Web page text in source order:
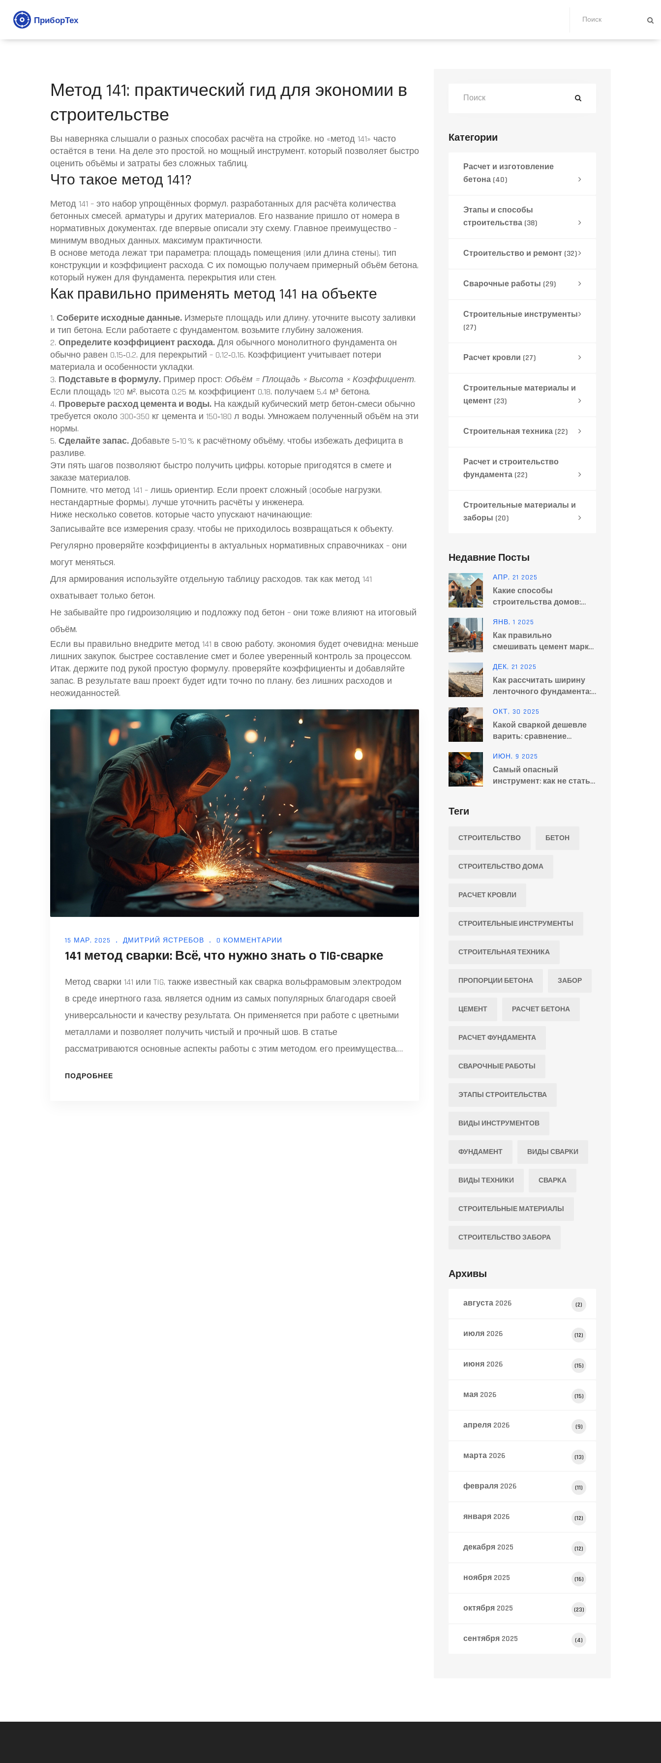
Метод 141: практический гид для экономии в
строительстве
Вы наверняка слышали о разных способах расчёта на стройке, но «метод 141» часто
остаётся в тени. На деле это простой, но мощный инструмент, который позволяет быстро
оценить объёмы и затраты без сложных таблиц.
Что такое метод 141?
Метод 141 – это набор упрощённых формул, разработанных для расчёта количества
бетонных смесей, арматуры и других материалов. Его название пришло от номера в
нормативных документах, где впервые описали эту схему. Главное преимущество –
минимум вводных данных, максимум практичности.
В основе метода лежат три параметра: площадь помещения (или длина стены), тип
конструкции и коэффициент расхода. С их помощью получаем примерный объём бетона,
который нужен для фундамента, перекрытия или стен.
Как правильно применять метод 141 на объекте
1. Соберите исходные данные. Измерьте площадь или длину, уточните высоту заливки
и тип бетона. Если работаете с фундаментом, возьмите глубину заложения.
2. Определите коэффициент расхода. Для обычного монолитного фундамента он
обычно равен 0,15‑0,2, для перекрытий – 0,12‑0,16. Коэффициент учитывает потери
материала и особенности укладки.
3. Подставьте в формулу. Пример прост: Объём = Площадь × Высота × Коэффициент.
Если площадь 120 м², высота 0,25 м, коэффициент 0,18, получаем 5,4 м³ бетона.
4. Проверьте расход цемента и воды. На каждый кубический метр бетон‑смеси обычно
требуется около 300‑350 кг цемента и 150‑180 л воды. Умножаем полученный объём на эти
нормы.
5. Сделайте запас. Добавьте 5‑10 % к расчётному объёму, чтобы избежать дефицита в
разливе.
Эти пять шагов позволяют быстро получить цифры, которые пригодятся в смете и
заказе материалов.
Помните, что метод 141 – лишь ориентир. Если проект сложный (особые нагрузки,
нестандартные формы), лучше уточнить расчёты у инженера.
Ниже несколько советов, которые часто упускают начинающие:
Записывайте все измерения сразу, чтобы не приходилось возвращаться к объекту.
Регулярно проверяйте коэффициенты в актуальных нормативных справочниках – они
могут меняться.
Для армирования используйте отдельную таблицу расходов, так как метод 141
охватывает только бетон.
Не забывайте про гидроизоляцию и подложку под бетон – они тоже влияют на итоговый
объём.
Если вы правильно внедрите метод 141 в свою работу, экономия будет очевидна: меньше
лишних закупок, быстрее составление смет и более уверенный контроль за процессом.
Итак, держите под рукой простую формулу, проверяйте коэффициенты и добавляйте
запас. В результате ваш проект будет идти точно по плану, без лишних расходов и
неожиданностей.
15 МАР, 2025 ДМИТРИЙ ЯСТРЕБОВ 0 КОММЕНТАРИИ
141 метод сварки: Всё, что нужно знать о TIG-сварке
Метод сварки 141 или TIG, также известный как сварка вольфрамовым электродом
в среде инертного газа, является одним из самых популярных благодаря своей
универсальности и качеству результата. Он применяется при работе с цветными
металлами и позволяет получить чистый и прочный шов. В статье
рассматриваются основные аспекты работы с этим методом, его преимущества,
ПОДРОБНЕЕ
Категории
Расчет и изготовление
бетона (40)
Этапы и способы
строительства (38)
Строительство и ремонт (32)
Сварочные работы (29)
Строительные инструменты
(27)
Расчет кровли (27)
Строительные материалы и
цемент (23)
Строительная техника (22)
Расчет и строительство
фундамента (22)
Строительные материалы и
заборы (20)
Недавние Посты
АПР, 21 2025
Какие способы
строительства домов:
ЯНВ, 1 2025
Как правильно
смешивать цемент марки
максимальной прочности
ДЕК, 21 2025
Как рассчитать ширину
ленточного фундамента:
примерами
ОКТ, 30 2025
Какой сваркой дешевле
варить: сравнение
и ТИГ
ИЮН, 9 2025
Самый опасный
инструмент: как не стать
Теги
СТРОИТЕЛЬСТВО БЕТОН
СТРОИТЕЛЬСТВО ДОМА
РАСЧЕТ КРОВЛИ
СТРОИТЕЛЬНЫЕ ИНСТРУМЕНТЫ
СТРОИТЕЛЬНАЯ ТЕХНИКА
ПРОПОРЦИИ БЕТОНА ЗАБОР
ЦЕМЕНТ РАСЧЕТ БЕТОНА
РАСЧЕТ ФУНДАМЕНТА
СВАРОЧНЫЕ РАБОТЫ
ЭТАПЫ СТРОИТЕЛЬСТВА
ВИДЫ ИНСТРУМЕНТОВ
ФУНДАМЕНТ ВИДЫ СВАРКИ
ВИДЫ ТЕХНИКИ СВАРКА
СТРОИТЕЛЬНЫЕ МАТЕРИАЛЫ
СТРОИТЕЛЬСТВО ЗАБОРА
Архивы
августа 2026 (2)
июля 2026 (12)
июня 2026 (15)
мая 2026 (15)
апреля 2026 (9)
марта 2026 (13)
февраля 2026 (11)
января 2026 (12)
декабря 2025 (12)
ноября 2025 (16)
октября 2025 (23)
сентября 2025 (4)